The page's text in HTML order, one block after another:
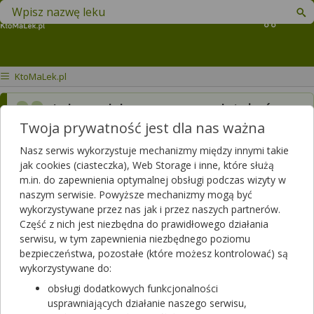
Koszyk
Znajdź lek w swojej okolicy
KtoMaLek.pl
Jak szybko zaczyna działać
Prestarium 10mg?
Dotyczy:Kobieta, 70 lat
Zobacz, która apteka w Twoim mieście ma lek
Prestarium.
Twoja prywatność jest dla nas ważna
Nasz serwis wykorzystuje mechanizmy między innymi takie
jak cookies (ciasteczka), Web Storage i inne, które służą
m.in. do zapewnienia optymalnej obsługi podczas wizyty w
naszym serwisie. Powyższe mechanizmy mogą być
wykorzystywane przez nas jak i przez naszych partnerów.
Część z nich jest niezbędna do prawidłowego działania
serwisu, w tym zapewnienia niezbędnego poziomu
bezpieczeństwa, pozostałe (które możesz kontrolować) są
wykorzystywane do:
obsługi dodatkowych funkcjonalności
usprawniających działanie naszego serwisu,